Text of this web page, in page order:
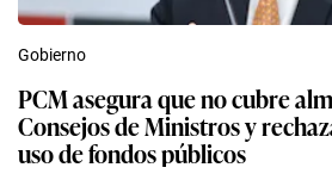
Gobierno
PCM asegura que no cubre
Consejos de Ministros y
uso de fondos públicos